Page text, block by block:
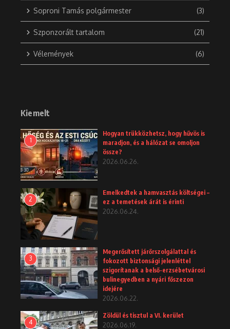
Soproni Tamás polgármester (3)
Szponzorált tartalom (21)
Vélemények (6)
Kiemelt
1
Hogyan trükközhetsz, hogy hűvös is
maradjon, és a hálózat se omoljon
össze?
2026.06.26.
2
Emelkedtek a hamvasztás költségei –
ez a temetések árát is érinti
2026.06.24.
3
Megerősített járőrszolgálattal és
fokozott biztonsági jelenléttel
szigorítanak a belső-erzsébetvárosi
bulinegyedben a nyári főszezon
idejére
2026.06.22.
4
Zöldül és tisztul a VI. kerület
2026.06.19.